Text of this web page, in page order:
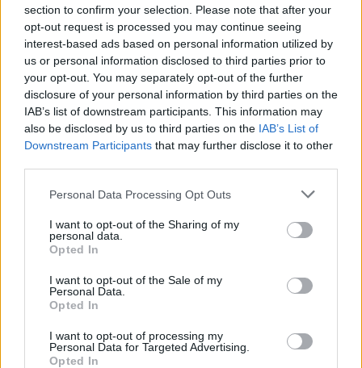
section to confirm your selection. Please note that after your
opt-out request is processed you may continue seeing
interest-based ads based on personal information utilized by
us or personal information disclosed to third parties prior to
your opt-out. You may separately opt-out of the further
disclosure of your personal information by third parties on the
IAB’s list of downstream participants. This information may
also be disclosed by us to third parties on the IAB’s List of
Downstream Participants that may further disclose it to other
Personal Data Processing Opt Outs
I want to opt-out of the Sharing of my
personal data.
Opted In
I want to opt-out of the Sale of my
Personal Data.
Opted In
I want to opt-out of processing my
Personal Data for Targeted Advertising.
Opted In
το μοναδικό τους στυλ και την εξαιρετική τους ποιότητα.
ΑΝΟΞΕΊΔΩΤΟ ΑΤΣΆΛΙ -10%
JCOU ARIA JU19087-2
134